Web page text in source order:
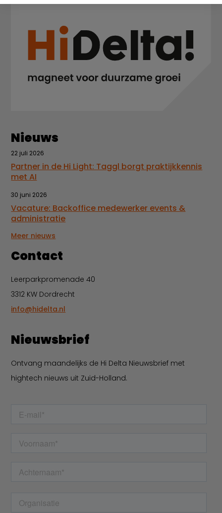
Nieuws
22 juli 2026
Partner in de Hi Light: Taggl borgt praktijkkennis
met AI
30 juni 2026
Vacature: Backoffice medewerker events &
administratie
Meer nieuws
Contact
Leerparkpromenade 40
3312 KW Dordrecht
info@hidelta.nl
Nieuwsbrief
Ontvang maandelijks de Hi Delta Nieuwsbrief met
hightech nieuws uit Zuid-Holland.